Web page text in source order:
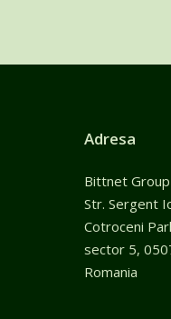
Adresa
Bittnet Group
Str. Sergent
Cotroceni
sector 5,
Romania